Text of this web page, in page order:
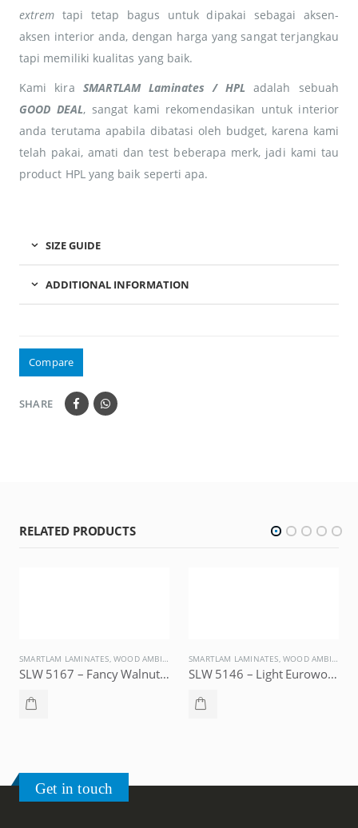
extrem tapi tetap bagus untuk dipakai sebagai aksen-
aksen interior anda, dengan harga yang sangat terjangkau
tapi memiliki kualitas yang baik.
Kami kira SMARTLAM Laminates / HPL adalah sebuah
GOOD DEAL, sangat kami rekomendasikan untuk interior
anda terutama apabila dibatasi oleh budget, karena kami
telah pakai, amati dan test beberapa merk, jadi kami tau
product HPL yang baik seperti apa.
SIZE GUIDE
ADDITIONAL INFORMATION
Compare
SHARE
RELATED PRODUCTS
SMARTLAM LAMINATES,WOOD AMBIENCE
SLW 5167 – Fancy Walnut Wood, SMARTLAM
SMARTLAM LAMINATES,WOOD AMBIENCE
SLW 5146 – Light Eurowood, SMARTLAM
Get in touch